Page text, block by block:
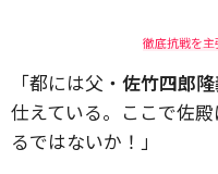
徹底抗戦を主
「都には父・ 佐竹四郎
仕えている。ここで佐
るではないか！」